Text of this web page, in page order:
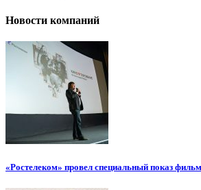
Новости компаний
«Ростелеком» провел специальный показ